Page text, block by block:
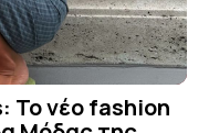
Το νέο fashion